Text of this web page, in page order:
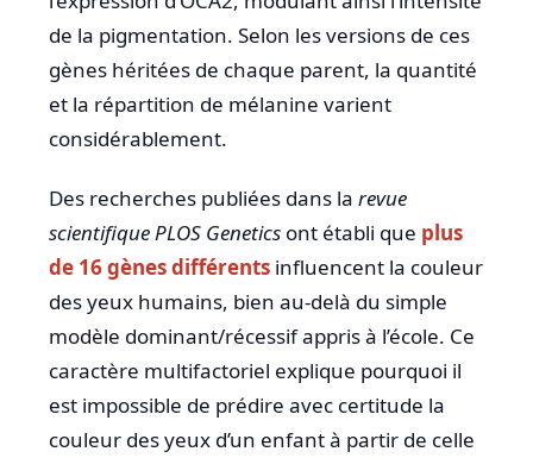
de la pigmentation. Selon les versions de ces
gènes héritées de chaque parent, la quantité
et la répartition de mélanine varient
considérablement.
Des recherches publiées dans la revue
scientifique PLOS Genetics ont établi que plus
de 16 gènes différents influencent la couleur
des yeux humains, bien au-delà du simple
modèle dominant/récessif appris à l’école. Ce
caractère multifactoriel explique pourquoi il
est impossible de prédire avec certitude la
couleur des yeux d’un enfant à partir de celle